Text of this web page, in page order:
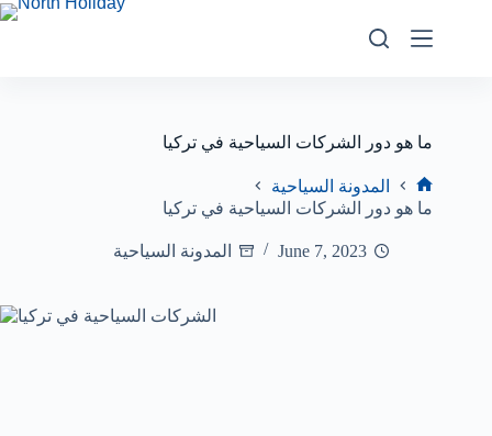
ما هو دور الشركات السياحية في تركيا
المدونة السياحية
ما هو دور الشركات السياحية في تركيا
June 7, 2023 المدونة السياحية